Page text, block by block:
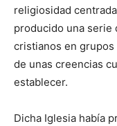
religiosidad
producido una serie
cristianos en
de unas creencias
establecer.
Dicha Iglesia había